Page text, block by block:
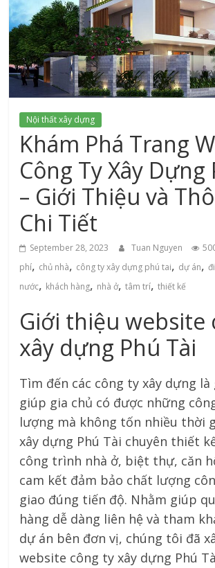
xứ
Thanh
Nội thất xây dựng
Khám Phá Trang
Công Ty Xây Dựng
– Giới Thiệu và
Chi Tiết
September 28, 2023 Tuan Nguyen
phí, chủ nhà, công ty xây dựng phú tai, dự án,
nước, khách hàng, nhà ở,tâm trí,thiết kế
Giới thiệu website
xây dựng Phú Tài
Tìm đến các công ty xây dựng
giúp gia chủ có được những
lượng mà không tốn nhiều thời
xây dựng Phú Tài chuyên thiết
công trình nhà ở, biệt thự, căn
cam kết đảm bảo chất lượng
giao đúng tiến độ. Nhằm giúp
hàng dễ dàng liên hệ và tham
dự án bên đơn vị, chúng tôi đã
website công ty xây dựng Phú